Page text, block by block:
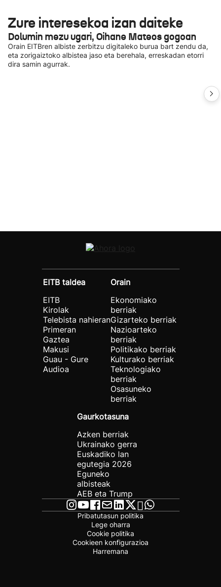
Zure interesekoa izan daiteke
Dolumin mezu ugari, Oihane Mateos gogoan
Orain EITBren albiste zerbitzu digitaleko burua bart zendu da,
eta zorigaiztoko albistea jaso eta berehala, erreskadan etorri
dira samin agurrak.
EITB taldea
EITB
Kirolak
Telebista nahieran
Primeran
Gaztea
Makusi
Guau - Gure
Audioa
Orain
Ekonomiako
berriak
Gizarteko berriak
Nazioarteko
berriak
Politikako berriak
Kulturako berriak
Teknologiako
berriak
Osasuneko
berriak
Gaurkotasuna
Azken berriak
Ukrainako gerra
Euskadiko lan
egutegia 2026
Eguneko
albisteak
AEB eta Trump
Pribatutasun politika
Lege oharra
Cookie politika
Cookieen konfigurazioa
Harremana